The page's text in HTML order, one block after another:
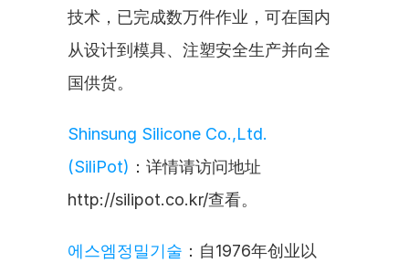
技术，已完成数万件作业，可在国内
从设计到模具、注塑安全生产并向全
国供货。
Shinsung Silicone Co.,Ltd.
(SiliPot) ：详情请访问地址
http://silipot.co.kr/查看。
에스엠정밀기술 ：自1976年创业以